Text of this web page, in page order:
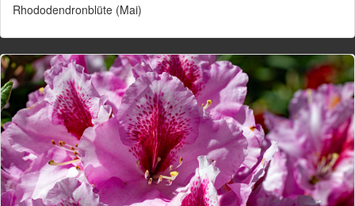
Rhododendronblüte (Mai)